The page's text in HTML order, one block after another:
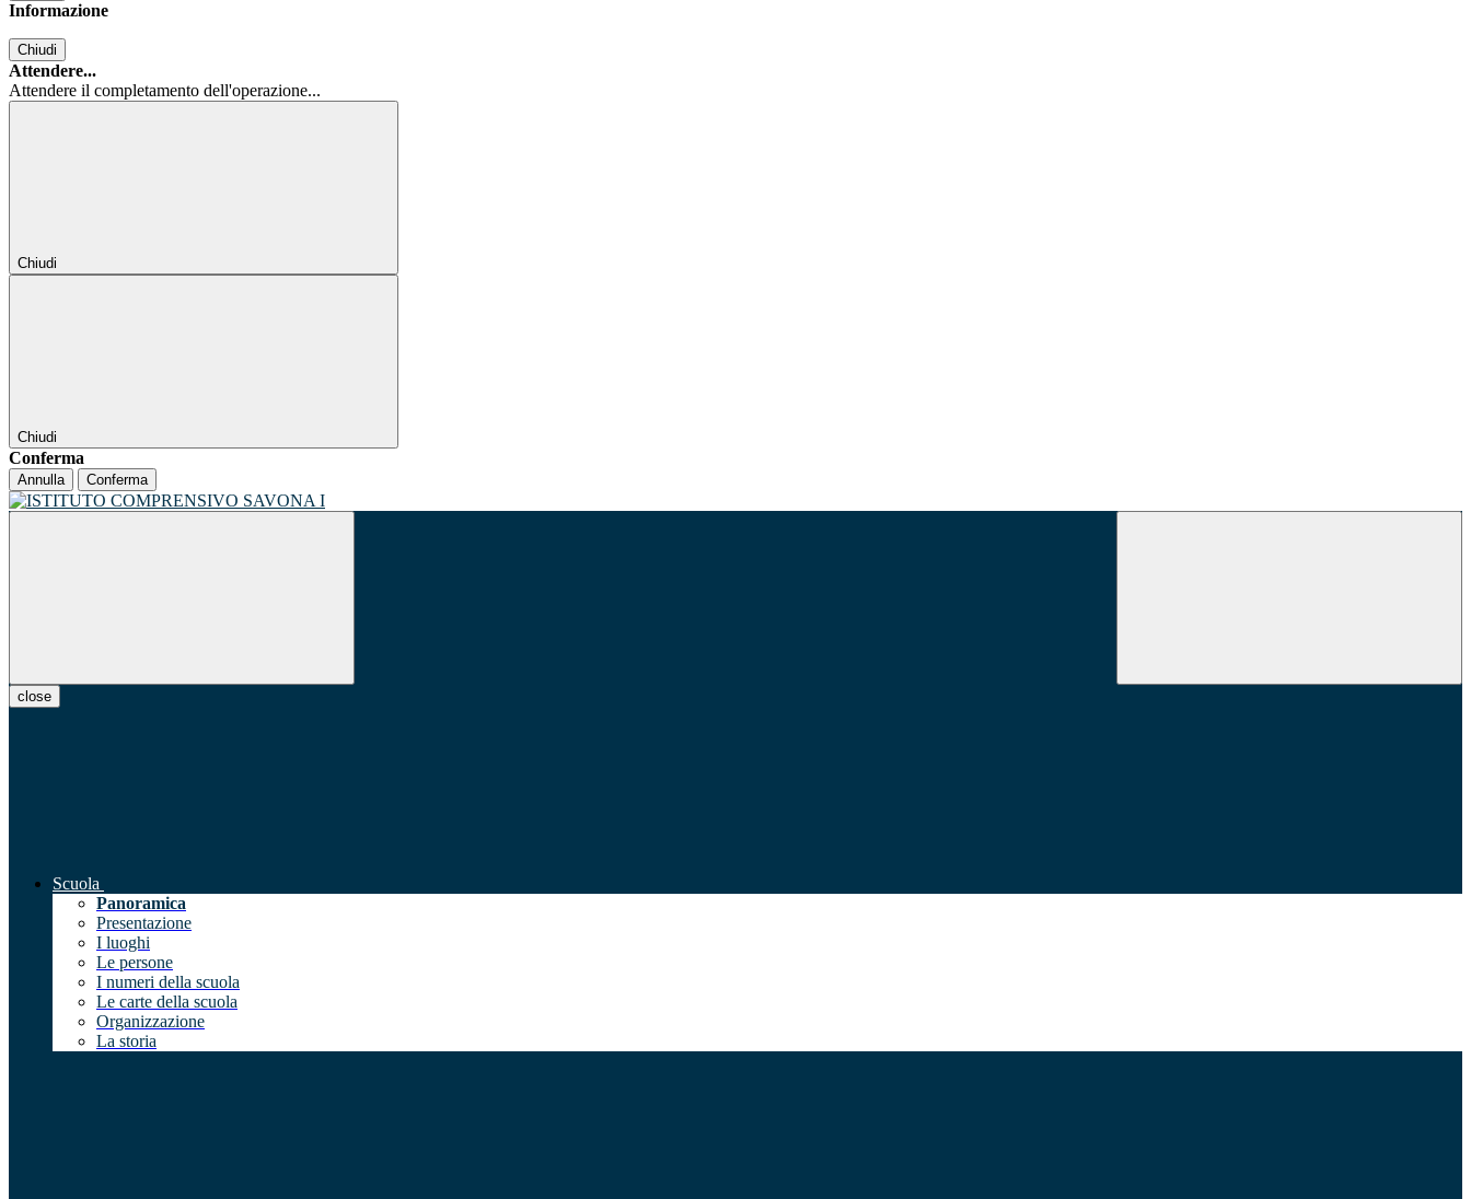
Informazione
Chiudi
Attendere...
Attendere il completamento dell'operazione...
Chiudi
Chiudi
Conferma
Annulla Conferma
close
Scuola
Panoramica
Presentazione
I luoghi
Le persone
I numeri della scuola
Le carte della scuola
Organizzazione
La storia